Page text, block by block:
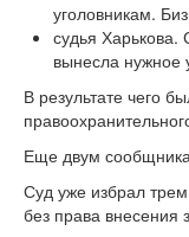
уголовникам.
судья Харькова.
вынесла нужное
В результате чего
Еще двум
Суд уже избрал
без права внесения